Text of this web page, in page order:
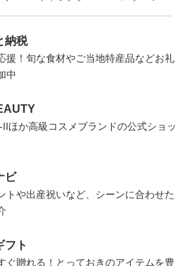
納税
援！旬な食材やご当地特産品などお礼
中
ほか高級コスメブランドの公式ショッ
ビ
トや出産祝いなど、シーンに合わせた
フト
ぐ贈れる！とっておきのアイテムを豊